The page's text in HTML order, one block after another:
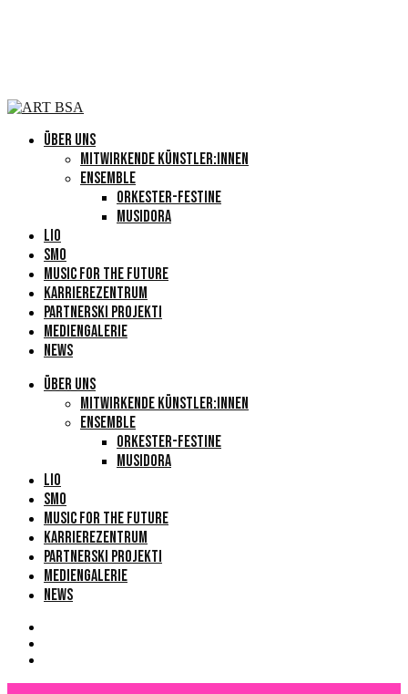
ÜBER UNS
MITWIRKENDE KÜNSTLER:INNEN
ENSEMBLE
ORKESTER-FESTINE
MUSIDORA
LIO
SMO
MUSIC FOR THE FUTURE
KARRIEREZENTRUM
PARTNERSKI PROJEKTI
MEDIENGALERIE
NEWS
ÜBER UNS
MITWIRKENDE KÜNSTLER:INNEN
ENSEMBLE
ORKESTER-FESTINE
MUSIDORA
LIO
SMO
MUSIC FOR THE FUTURE
KARRIEREZENTRUM
PARTNERSKI PROJEKTI
MEDIENGALERIE
NEWS